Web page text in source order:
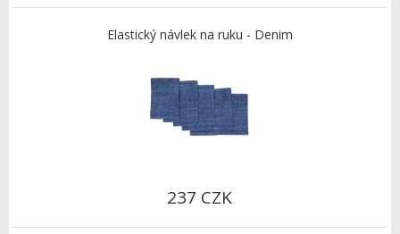
Elastický návlek na ruku - Denim
237 CZK